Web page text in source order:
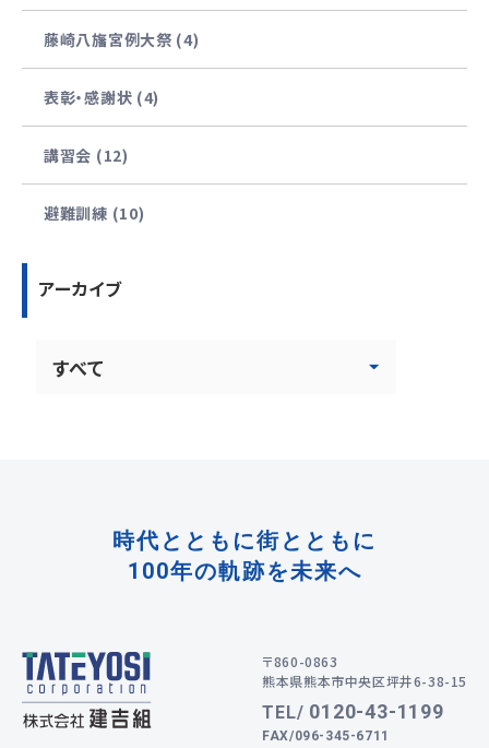
藤崎八旛宮例大祭 (4)
表彰・感謝状 (4)
講習会 (12)
避難訓練 (10)
アーカイブ
時代とともに街とともに
100年の軌跡を未来へ
〒860-0863
熊本県熊本市中央区坪井6-38-15
TEL/ 0120-43-1199
FAX/096-345-6711